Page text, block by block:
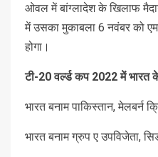
ओवल में बांग्लादेश के खिलाफ
में उसका मुकाबला 6 नवंबर को
होगा।
टी-20 वर्ल्ड कप 2022 में भारत
भारत बनाम पाकिस्तान, मेलबर्न
भारत बनाम ग्रुप ए उपविजेता,